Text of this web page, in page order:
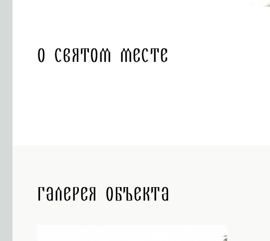
О святом месте
Галерея объекта